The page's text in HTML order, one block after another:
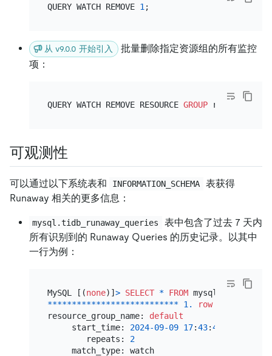
QUERY WATCH REMOVE 1
从 v9.0.0 开始引入
批量删除指定资源组的所有监控
项：
QUERY WATCH REMOVE RESOURCE GROUP
可观测性
可以通过以下系统表和 INFORMATION_SCHEMA
表获得
Runaway 相关的更多信息：
mysql.tidb_runaway_queries
表中包含了过去 7 天内
所有识别到的 Runaway Queries 的历史记录。以其中
一行为例：
MySQL [(none)]> SELECT * FROM
*************************** 1. row
resource_group_name: default
     start_time:
2024-09-09 17:43:42
        repeats:
2
     match_type: watch